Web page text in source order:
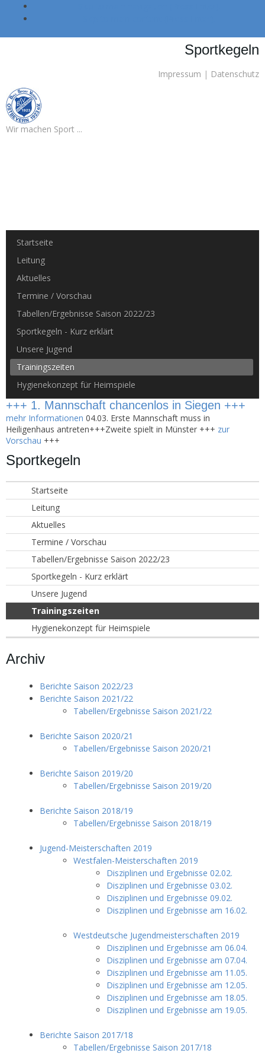
Sportkegeln
Impressum | Datenschutz
Wir machen Sport ...
Startseite
Leitung
Aktuelles
Termine / Vorschau
Tabellen/Ergebnisse Saison 2022/23
Sportkegeln - Kurz erklärt
Unsere Jugend
Trainingszeiten
Hygienekonzept für Heimspiele
+++ 1. Mannschaft chancenlos in Siegen +++
mehr Informationen 04.03. Erste Mannschaft muss in
Heiligenhaus antreten+++Zweite spielt in Münster +++ zur
Vorschau +++
Sportkegeln
Startseite
Leitung
Aktuelles
Termine / Vorschau
Tabellen/Ergebnisse Saison 2022/23
Sportkegeln - Kurz erklärt
Unsere Jugend
Trainingszeiten
Hygienekonzept für Heimspiele
Archiv
Berichte Saison 2022/23
Berichte Saison 2021/22
Tabellen/Ergebnisse Saison 2021/22
Berichte Saison 2020/21
Tabellen/Ergebnisse Saison 2020/21
Berichte Saison 2019/20
Tabellen/Ergebnisse Saison 2019/20
Berichte Saison 2018/19
Tabellen/Ergebnisse Saison 2018/19
Jugend-Meisterschaften 2019
Westfalen-Meisterschaften 2019
Disziplinen und Ergebnisse 02.02.
Disziplinen und Ergebnisse 03.02.
Disziplinen und Ergebnisse 09.02.
Disziplinen und Ergebnisse am 16.02.
Westdeutsche Jugendmeisterschaften 2019
Disziplinen und Ergebnisse am 06.04.
Disziplinen und Ergebnisse am 07.04.
Disziplinen und Ergebnisse am 11.05.
Disziplinen und Ergebnisse am 12.05.
Disziplinen und Ergebnisse am 18.05.
Disziplinen und Ergebnisse am 19.05.
Berichte Saison 2017/18
Tabellen/Ergebnisse Saison 2017/18